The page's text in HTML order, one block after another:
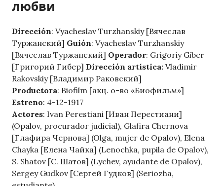
любви
Dirección: Vyacheslav Turzhanskiy [Вячеслав
Туржанский] Guión: Vyacheslav Turzhanskiy
[Вячеслав Туржанский] Operador: Grigoriy Giber
[Григорий Гибер] Dirección artística: Vladimir
Rakovskiy [Владимир Раковский]
Productora: Biofilm [акц. о-во «Биофильм»]
Estreno: 4-12-1917
Actores: Ivan Perestiani [Иван Перестиани]
(Opalov, procurador judicial), Glafira Chernova
[Глафира Чернова] (Olga, mujer de Opalov), Elena
Chayka [Елена Чайка] (Lenochka, pupila de Opalov),
S. Shatov [С. Шатов] (Lychev, ayudante de Opalov),
Sergey Gudkov [Сергей Гудков] (Seriozha,